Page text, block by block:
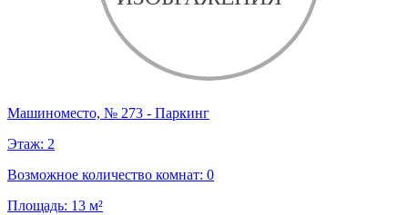
Машиноместо, № 273 - Паркинг
Этаж: 2
Возможное количество комнат: 0
Площадь: 13 м²